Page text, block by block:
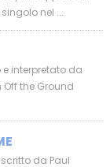
nel ...
e interpretato da
the Ground
da Paul